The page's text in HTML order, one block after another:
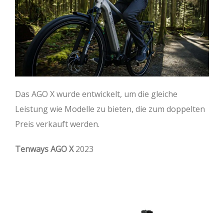
Das AGO X wurde entwickelt, um die gleiche
Leistung wie Modelle zu bieten, die zum doppelten
Preis verkauft werden.
Tenways AGO X2023